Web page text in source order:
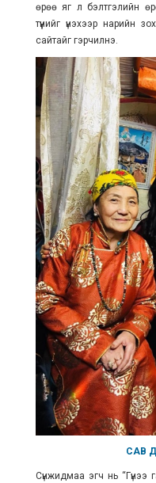
өрөө яг л бэлтгэлийн
түүнийг үнэхээр нарийн
сайтайг гэрчилнэ.
САВ
Сүнжидмаа эгч нь